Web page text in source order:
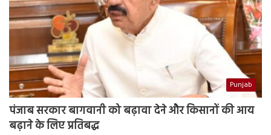
Punjab
पंजाब सरकार बागवानी को बढ़ावा देने और किसानों की आय
बढ़ाने के लिए प्रतिबद्ध